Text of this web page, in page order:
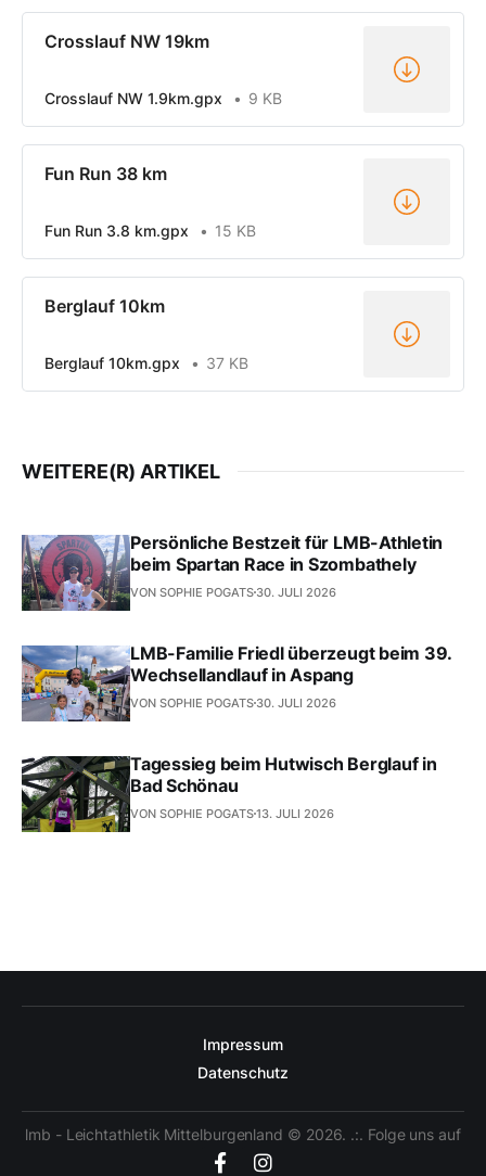
Crosslauf NW 19km
Crosslauf NW 1.9km.gpx 9 KB
Fun Run 38 km
Fun Run 3.8 km.gpx 15 KB
Berglauf 10km
Berglauf 10km.gpx 37 KB
WEITERE(R) ARTIKEL
Persönliche Bestzeit für LMB-Athletin
beim Spartan Race in Szombathely
VON SOPHIE POGATS 30. JULI 2026
LMB-Familie Friedl überzeugt beim 39.
Wechsellandlauf in Aspang
VON SOPHIE POGATS 30. JULI 2026
Tagessieg beim Hutwisch Berglauf in
Bad Schönau
VON SOPHIE POGATS13. JULI 2026
Impressum
Datenschutz
lmb - Leichtathletik Mittelburgenland © 2026. .:. Folge uns auf